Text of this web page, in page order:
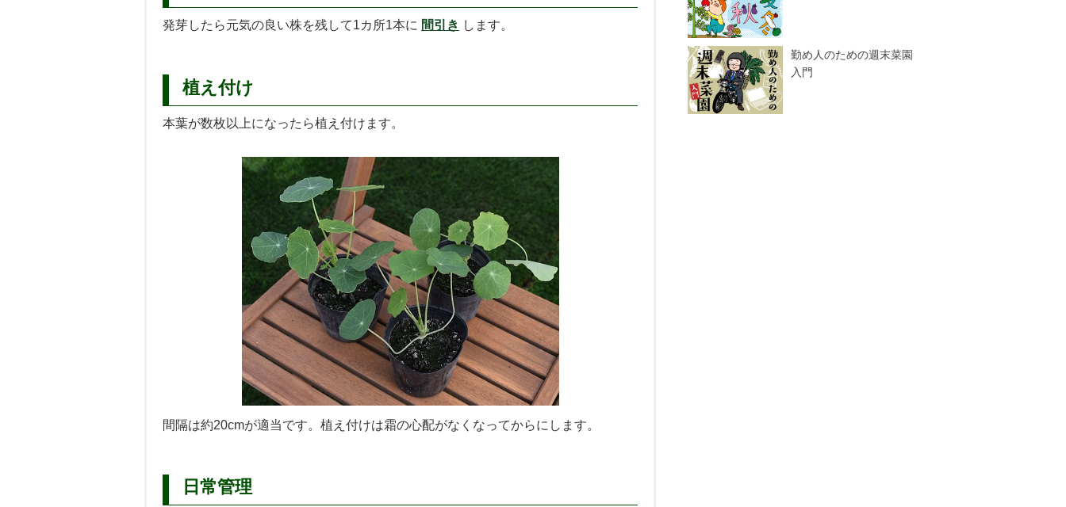
発芽したら元気の良い株を残して1カ所1本に 間引き します。
植え付け
本葉が数枚以上になったら植え付けます。
間隔は約20cmが適当です。植え付けは霜の心配がなくなってからにします。
日常管理
勤め人のための週末菜園
入門